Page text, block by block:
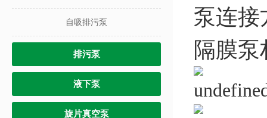
自吸排污泵
排污泵
液下泵
旋片真空泵
泵连接
隔膜